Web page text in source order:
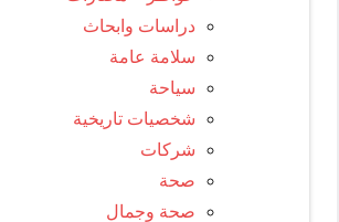
دراسات وابحاث
سلامة عامة
سياحة
شخصيات تاريخية
شركات
صحة
صحة وجمال